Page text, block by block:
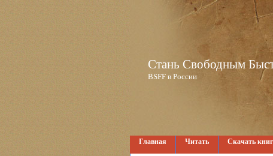
Стань Свободным
BSFF в России
Главная Читать Скачать